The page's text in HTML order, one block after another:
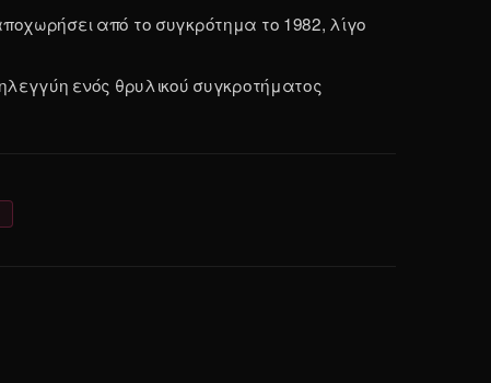
από το συγκρότημα το 1982, λίγο
ενός θρυλικού συγκροτήματος